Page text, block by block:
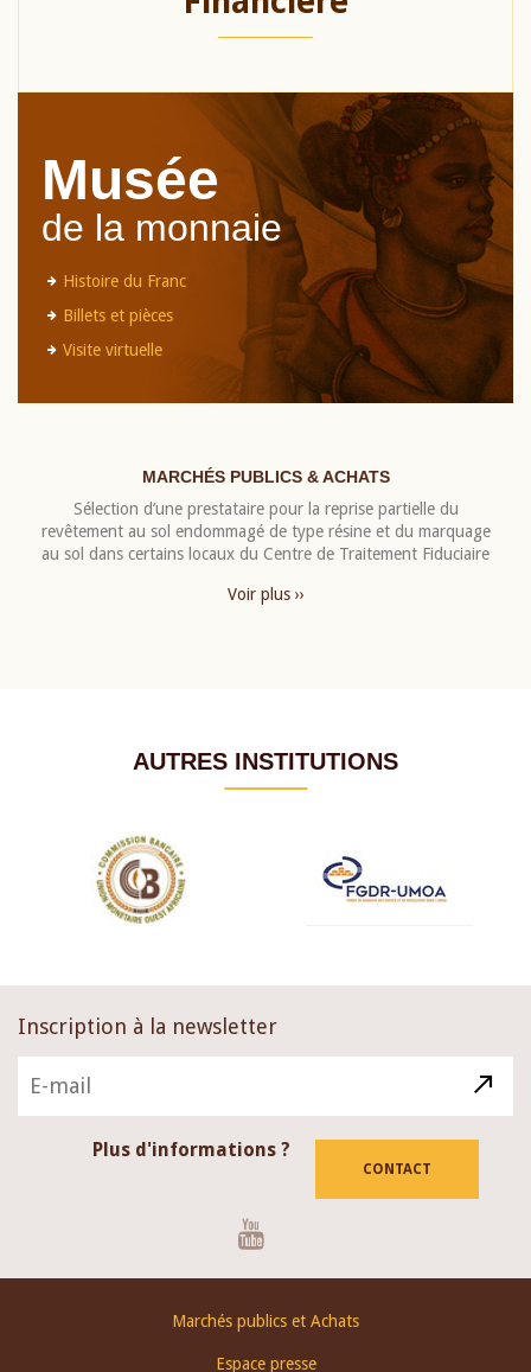
Musée
de la monnaie
Histoire du Franc
Billets et pièces
Visite virtuelle
MARCHÉS PUBLICS & ACHATS
Sélection d’une prestataire pour la reprise partielle du
revêtement au sol endommagé de type résine et du marquage
au sol dans certains locaux du Centre de Traitement Fiduciaire
Voir plus ››
AUTRES INSTITUTIONS
Inscription à la newsletter
Plus d'informations ?
CONTACT
Marchés publics et Achats
Espace presse